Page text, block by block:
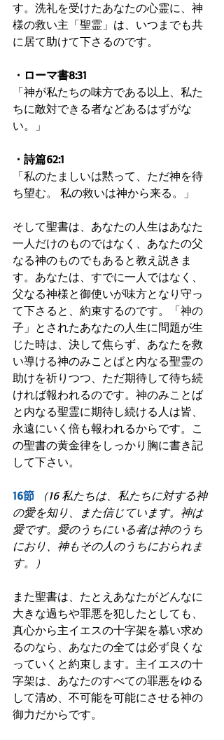
す。洗礼を受けたあなたの心霊に、神
様の救い主「聖霊」は、いつまでも共
に居て助けて下さるのです。
・ローマ書8:31
「神が私たちの味方である以上、私た
ちに敵対できる者などあるはずがな
い。」
・詩篇62:1
「私のたましいは黙って、ただ神を待
ち望む。 私の救いは神から来る。」
そして聖書は、あなたの人生はあなた
一人だけのものではなく、あなたの父
なる神のものでもあると教え説きま
す。あなたは、すでに一人ではなく、
父なる神様と御使いが味方となり守っ
て下さると、約束するのです。「神の
子」とされたあなたの人生に問題が生
じた時は、決して焦らず、あなたを救
い導ける神のみことばと内なる聖霊の
助けを祈りつつ、ただ期待して待ち続
ければ報われるのです。神のみことば
と内なる聖霊に期待し続ける人は皆、
永遠にいく倍も報われるからです。こ
の聖書の黄金律をしっかり胸に書き記
して下さい。
16節
（16 私たちは、私たちに対する神
の愛を知り、また信じています。神は
愛です。愛のうちにいる者は神のうち
におり、神もその人のうちにおられま
す。）
また聖書は、たとえあなたがどんなに
大きな過ちや罪悪を犯したとしても、
真心から主イエスの十字架を慕い求め
るのなら、あなたの全ては必ず良くな
っていくと約束します。主イエスの十
字架は、あなたのすべての罪悪をゆる
して清め、不可能を可能にさせる神の
御力だからです。